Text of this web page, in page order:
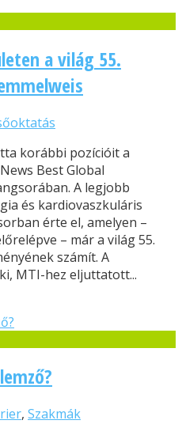
a világ 55.
korábbi pozícióit a
Best Global
A legjobb
és kardiovaszkuláris
érte el, amelyen –
– már a világ 55.
számít. A
MTI-hez eljuttatott...
, Szakmák